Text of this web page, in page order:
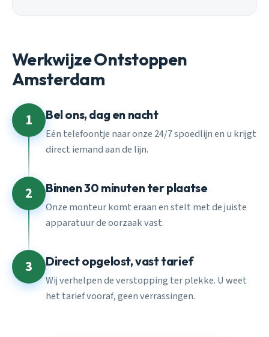
Werkwijze Ontstoppen
Amsterdam
1 Bel ons, dag en nacht
Eén telefoontje naar onze 24/7 spoedlijn en u krijgt
direct iemand aan de lijn.
2 Binnen 30 minuten ter plaatse
Onze monteur komt eraan en stelt met de juiste
apparatuur de oorzaak vast.
3 Direct opgelost, vast tarief
Wij verhelpen de verstopping ter plekke. U weet
het tarief vooraf, geen verrassingen.